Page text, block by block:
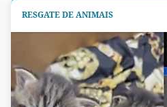
RESGATE DE ANIMAIS